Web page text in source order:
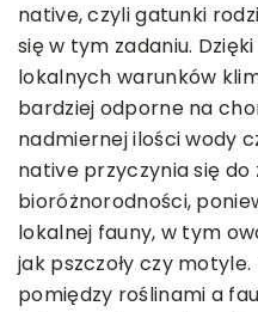
native, czyli gatunki
się w tym zadaniu.
lokalnych warunków
bardziej odporne na
nadmiernej ilości wody
native przyczynia się
bioróżnorodności,
lokalnej fauny, w tym
jak pszczoły czy
pomiędzy roślinami a